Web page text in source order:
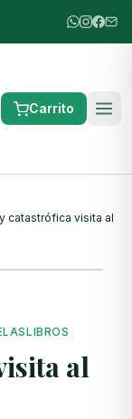
Carrito
catastrófica visita al
LIBROS
al